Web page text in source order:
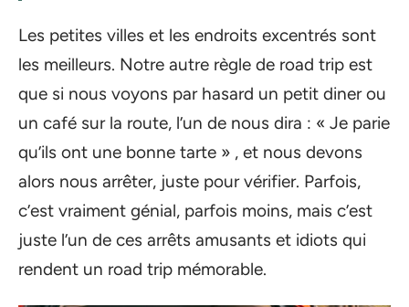
Les petites villes et les endroits excentrés sont
les meilleurs. Notre autre règle de road trip est
que si nous voyons par hasard un petit diner ou
un café sur la route, l’un de nous dira : « Je parie
qu’ils ont une bonne tarte » , et nous devons
alors nous arrêter, juste pour vérifier. Parfois,
c’est vraiment génial, parfois moins, mais c’est
juste l’un de ces arrêts amusants et idiots qui
rendent un road trip mémorable.